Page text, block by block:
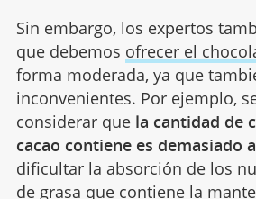
Sin embargo, los expertos
que debemos ofrecer el
forma moderada, ya que
inconvenientes. Por ejemplo,
considerar que la cantidad de
cacao contiene es demasiado
dificultar la absorción de los
de grasa que contiene la